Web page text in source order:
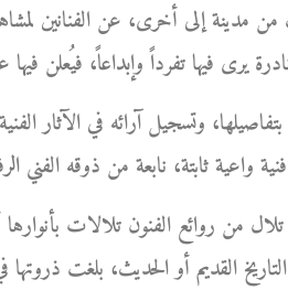
مدينة إلى أخرى، عن الفنانين
وتسجيل آرائه في الآثار
تلال من روائع الفنون تلالات